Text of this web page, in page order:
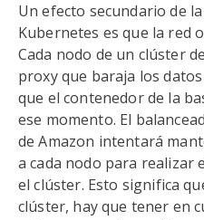
Un efecto secundario de
Kubernetes es que la red
Cada nodo de un clúster
proxy que baraja los
que el contenedor de la
ese momento. El
de Amazon intentará
a cada nodo para realizar
el clúster. Esto significa
clúster, hay que tener en